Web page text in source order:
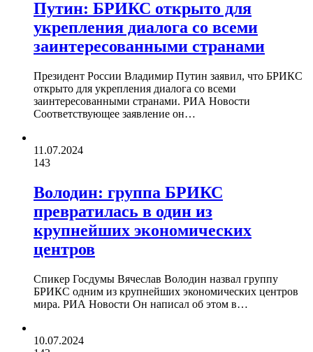
Путин: БРИКС открыто для
укрепления диалога со всеми
заинтересованными странами
Президент России Владимир Путин заявил, что БРИКС
открыто для укрепления диалога со всеми
заинтересованными странами. РИА Новости
Соответствующее заявление он…
11.07.2024
143
Володин: группа БРИКС
превратилась в один из
крупнейших экономических
центров
Спикер Госдумы Вячеслав Володин назвал группу
БРИКС одним из крупнейших экономических центров
мира. РИА Новости Он написал об этом в…
10.07.2024